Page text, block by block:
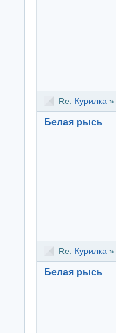
Re: Курилка »
Белая рысь
Re: Курилка »
Белая рысь